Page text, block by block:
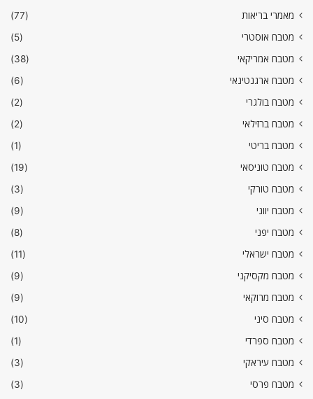
מאמרי בריאות
(77)
מטבח אוסטרי
(5)
מטבח אמריקאי
(38)
מטבח ארגנטינאי
(6)
מטבח בולגרי
(2)
מטבח ברזילאי
(2)
מטבח בריטי
(1)
מטבח טוניסאי
(19)
מטבח טורקי
(3)
מטבח יווני
(9)
מטבח יפני
(8)
מטבח ישראלי
(11)
מטבח מקסיקני
(9)
מטבח מרוקאי
(9)
מטבח סיני
(10)
מטבח ספרדי
(1)
מטבח עיראקי
(3)
מטבח פרסי
(3)